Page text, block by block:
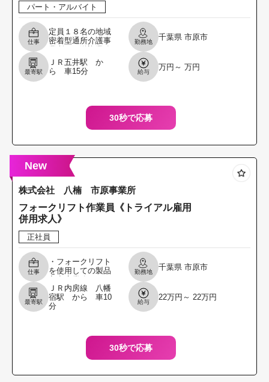
パート・アルバイト
仕事
定員１８名の地域
密着型通所介護事
・福祉車両の運転
（片道３０分程
度） ・ご利用者の
勤務地
千葉県 市原市
最寄駅
ＪＲ五井駅 か
ら 車15分
給与
万円～ 万円
30秒で応募
New
株式会社 八楠 市原事業所
フォークリフト作業員《トライアル雇用
併用求人》
正社員
仕事
・フォークリフト
を使用しての製品
他関連業務 変更範
囲：会社が指定す
る全ての業務
勤務地
千葉県 市原市
最寄駅
ＪＲ内房線 八幡
宿駅 から 車10
分
給与
22万円～ 22万円
30秒で応募